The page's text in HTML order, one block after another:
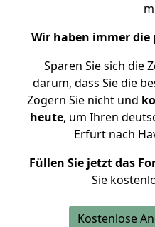
Wir haben immer die
Sparen Sie sich die
darum, dass Sie die
Zögern Sie nicht und
heute, um Ihren
Erfurt nach
Füllen Sie jetzt das
Sie
Kostenlose